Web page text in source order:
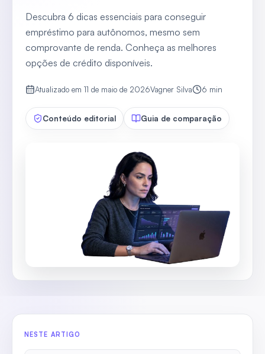
Descubra 6 dicas essenciais para conseguir
empréstimo para autônomos, mesmo sem
comprovante de renda. Conheça as melhores
opções de crédito disponíveis.
Atualizado em 11 de maio de 2026Vagner Silva 6 min
Conteúdo editorial Guia de comparação
NESTE ARTIGO